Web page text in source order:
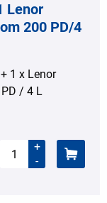
Lenor
200 PD/4
1 x Lenor
/ 4 L
+
-